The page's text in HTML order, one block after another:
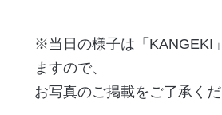
※当日の様子は「KANGEKI
ますので、
お写真のご掲載をご了承くだ